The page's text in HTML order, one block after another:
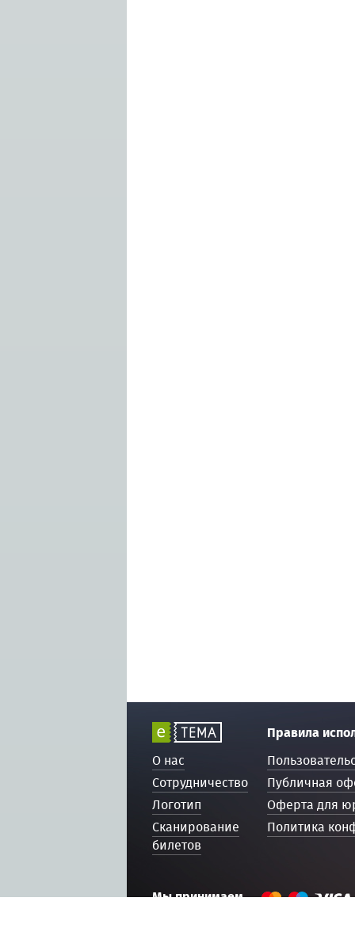
О нас
Сотрудничество
Логотип
Сканирование
билетов
Правила
Публичная
Оферта для
Политика
Мы принимаем